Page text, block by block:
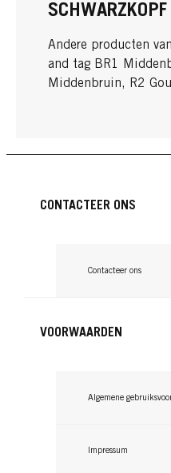
Andere producten
and tag BR1
Middenbruin, R2
CONTACTEER ONS
Contacteer ons
VOORWAARDEN
Algemene
Impressum